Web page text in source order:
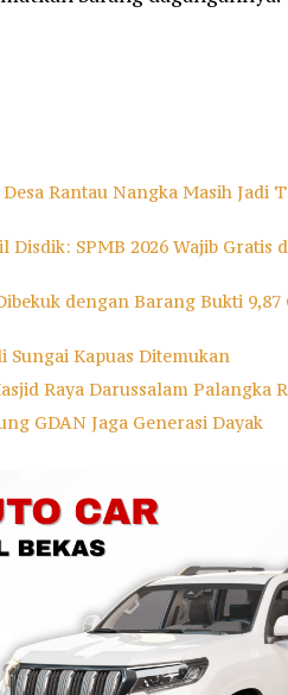
Rantau Nangka Masih Jadi
SPMB 2026 Wajib Gratis
dengan Barang Bukti 9,87
Kapuas Ditemukan
Raya Darussalam Palangka
GDAN Jaga Generasi Dayak